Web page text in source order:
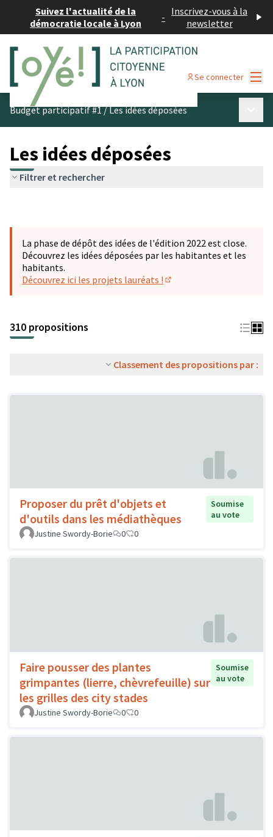
Suivez l'actualité de la
démocratie locale à Lyon
- Inscrivez-vous à la
newsletter
Se connecter
Budget participatif #1/Les idées déposées
Les idées déposées
Filtrer et rechercher
La phase de dépôt des idées de l'édition 2022 est close.
Découvrez les idées déposées par les habitantes et les
habitants.
Découvrez ici les projets lauréats !
310 propositions
Classement des propositions par :
Proposer du prêt d'objets et
d'outils dans les médiathèques
Soumise
au vote
Justine Swordy-Borie
0 0
Faire pousser des plantes
grimpantes (lierre, chèvrefeuille) sur
les grilles des city stades
Soumise
au vote
Justine Swordy-Borie 0 0